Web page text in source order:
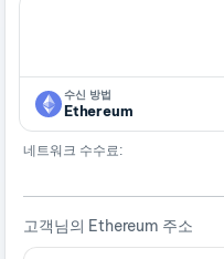
수신 방법
Ethereum
네트워크 수수료:
고객님의 Ethereum 주소